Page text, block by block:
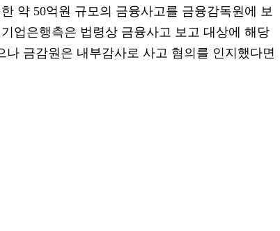
약 50억원 규모의 금융사고를 금융감독원에 보
업은행측은 법령상 금융사고 보고 대상에 해당
나 금감원은 내부감사로 사고 혐의를 인지했다면